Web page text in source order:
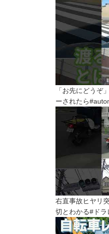
「お先にどうぞ
ーされたら
右直事故ヒヤリ
切とわかる#ド